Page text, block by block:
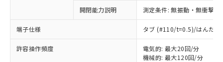
開閉能力説明 測定条件: 無振動・無衝撃
端子仕様 タブ (#110/t=0.5)/はんだづ
許容操作頻度
電気的: 最大20回/分
機械的: 最大120回/分